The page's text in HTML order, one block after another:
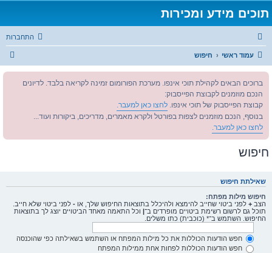
תוכים מידע ומכירות
התחברות
עמוד ראשי חיפוש
ברוכים הבאים לקהילת תוכי אינפו. מערכת הפורומום זמינה לקריאה בלבד. לדיונים
הנכם מוזמנים לקבוצת הפייסבוק:
קבוצת הפייסבוק של תוכי אינפו. לחצו כאן למעבר.
בנוסף, הנכם מוזמנים לצפות בפורטל ולקרא מאמרים, מדריכים, ביקורות ועוד...
לחצו כאן למעבר.
חיפוש
שאילתת חיפוש
חיפוש מילות מפתח:
הצב + לפני ביטוי שחייב להימצא ולהיכלל בתוצאות החיפוש שלך, או - לפני ביטוי שלא חייב.
תוכל גם לרשום רשימת ביטויים מופרדים ב־| וכל התאמה מאחד הביטויים יוצג לך בתוצאות
החיפוש. השתמש ב־* (כוכבית) כתו משלים.
חפש הודעות הכוללות את כל מילות המפתח או השתמש בשאילתה כפי שהוכנסה
חפש הודעות הכוללות לפחות אחת ממילות המפתח